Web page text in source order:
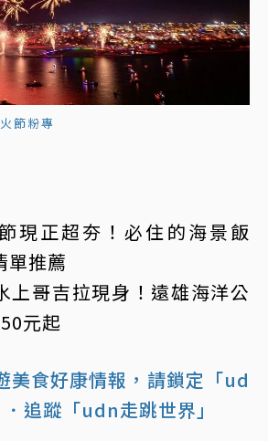
節粉專
現正超夯！必住的海景飯
單推薦
上哥吉拉現身！遠雄海洋公
元起
美食好康情報，請鎖定「ud
．追蹤「udn走跳世界」